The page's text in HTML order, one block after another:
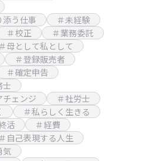
添う仕事
＃未経験
＃校正
＃業務委託
＃母として私として
＃登録販売者
＃確定申告
士
チェンジ
＃社労士
＃私らしく生きる
活
＃経費
＃自己表現する人生
気